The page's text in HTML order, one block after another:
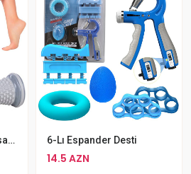
Tikanlı Ayaq Rolikli Masaj Aləti 6-Lı Espander Desti
14.5 AZN